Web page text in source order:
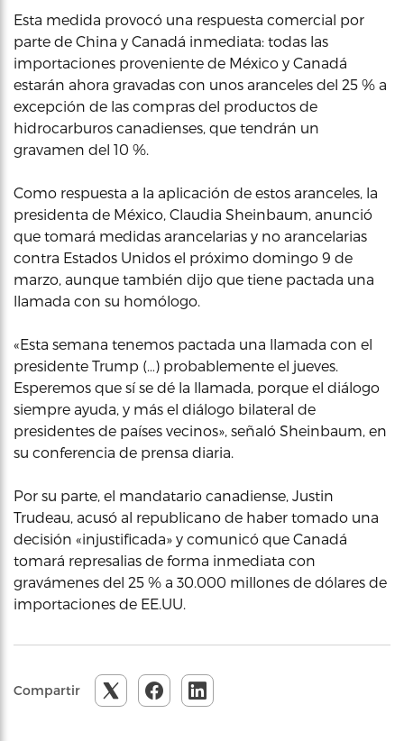
Esta medida provocó una respuesta comercial por
parte de China y Canadá inmediata: todas las
importaciones proveniente de México y Canadá
estarán ahora gravadas con unos aranceles del 25 % a
excepción de las compras del productos de
hidrocarburos canadienses, que tendrán un
gravamen del 10 %.
Como respuesta a la aplicación de estos aranceles, la
presidenta de México, Claudia Sheinbaum, anunció
que tomará medidas arancelarias y no arancelarias
contra Estados Unidos el próximo domingo 9 de
marzo, aunque también dijo que tiene pactada una
llamada con su homólogo.
«Esta semana tenemos pactada una llamada con el
presidente Trump (…) probablemente el jueves.
Esperemos que sí se dé la llamada, porque el diálogo
siempre ayuda, y más el diálogo bilateral de
presidentes de países vecinos», señaló Sheinbaum, en
su conferencia de prensa diaria.
Por su parte, el mandatario canadiense, Justin
Trudeau, acusó al republicano de haber tomado una
decisión «injustificada» y comunicó que Canadá
tomará represalias de forma inmediata con
gravámenes del 25 % a 30.000 millones de dólares de
importaciones de EE.UU.
Compartir